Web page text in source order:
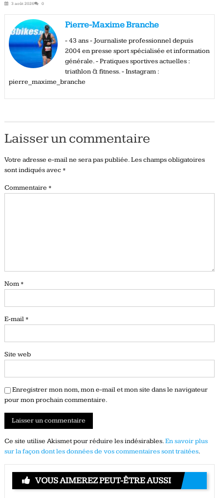
3 août 2026 0
Pierre-Maxime Branche
- 43 ans - Journaliste professionnel depuis
2004 en presse sport spécialisée et information
générale. - Pratiques sportives actuelles :
triathlon & fitness. - Instagram :
pierre_maxime_branche
Laisser un commentaire
Votre adresse e-mail ne sera pas publiée.Les champs obligatoires
sont indiqués avec *
Commentaire *
Nom *
E-mail *
Site web
Enregistrer mon nom, mon e-mail et mon site dans le navigateur
pour mon prochain commentaire.
Ce site utilise Akismet pour réduire les indésirables.En savoir plus
sur la façon dont les données de vos commentaires sont traitées.
VOUS AIMEREZ PEUT-ÊTRE AUSSI